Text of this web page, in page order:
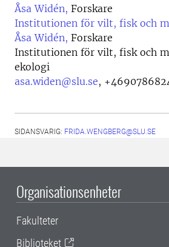
Åsa Widén, Forskare
Institutionen för vilt, fisk och
Åsa Widén, Forskare
Institutionen för vilt, fisk och
ekologi
asa.widen@slu.se,
SIDANSVARIG: FRIDA.WENGBERG@SLU.SE
Organisationsenheter
Fakulteter
Biblioteket